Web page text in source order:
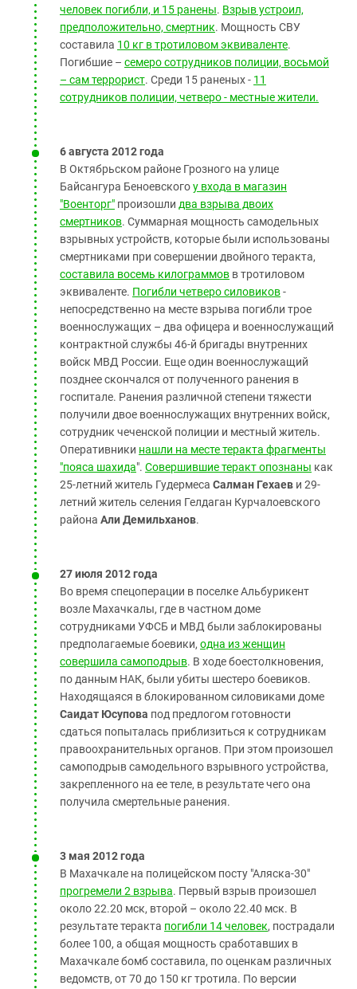
человек погибли, и 15 ранены. Взрыв устроил,
предположительно, смертник. Мощность СВУ
составила 10 кг в тротиловом эквиваленте.
Погибшие – семеро сотрудников полиции, восьмой
– сам террорист. Среди 15 раненых - 11
сотрудников полиции, четверо - местные жители.
6 августа 2012 года
В Октябрьском районе Грозного на улице
Байсангура Беноевскогоу входа в магазин
"Военторг" произошли два взрыва двоих
смертников. Суммарная мощность самодельных
взрывных устройств, которые были использованы
смертниками при совершении двойного теракта,
составила восемь килограммов в тротиловом
эквиваленте. Погибли четверо силовиков-
непосредственно на месте взрыва погибли трое
военнослужащих – два офицера и военнослужащий
контрактной службы 46-й бригады внутренних
войск МВД России. Еще один военнослужащий
позднее скончался от полученного ранения в
госпитале. Ранения различной степени тяжести
получили двое военнослужащих внутренних войск,
сотрудник чеченской полиции и местный житель.
Оперативники нашли на месте теракта фрагменты
"пояса шахида". Совершившие теракт опознаны как
25-летний житель Гудермеса Салман Гехаев и 29-
летний житель селения Гелдаган Курчалоевского
района Али Демильханов.
27 июля 2012 года
Во время спецоперации в поселке Альбурикент
возле Махачкалы, где в частном доме
сотрудниками УФСБ и МВД были заблокированы
предполагаемые боевики, одна из женщин
совершила самоподрыв. В ходе боестолкновения,
по данным НАК, были убиты шестеро боевиков.
Находящаяся в блокированном силовиками доме
Саидат Юсупова под предлогом готовности
сдаться попыталась приблизиться к сотрудникам
правоохранительных органов. При этом произошел
самоподрыв самодельного взрывного устройства,
закрепленного на ее теле, в результате чего она
получила смертельные ранения.
3 мая 2012 года
В Махачкале на полицейском посту "Аляска-30"
прогремели 2 взрыва. Первый взрыв произошел
около 22.20 мск, второй – около 22.40 мск. В
результате теракта погибли 14 человек, пострадали
более 100, а общая мощность сработавших в
Махачкале бомб составила, по оценкам различных
ведомств, от 70 до 150 кг тротила. По версии